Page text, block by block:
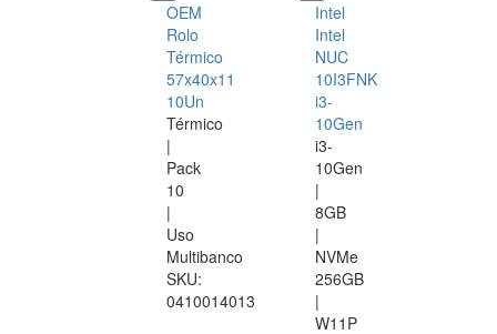
OEM
Rolo
Térmico
57x40x11
10Un
Térmico
|
Pack
10
|
Uso
Multibanco
SKU:
0410014013
Intel
Intel
NUC
10I3FNK
i3-
10Gen
i3-
10Gen
|
8GB
|
NVMe
256GB
|
W11P